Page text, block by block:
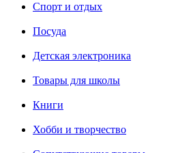
Спорт и отдых
Посуда
Детская электроника
Товары для школы
Книги
Хобби и творчество